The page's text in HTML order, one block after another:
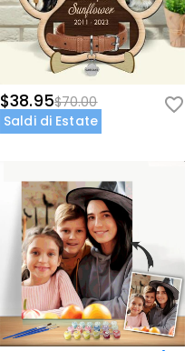
$38.95$70.00
Saldi di Estate